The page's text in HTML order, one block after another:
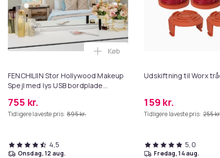
FENCHILIIN Stor Hollywood Makeup
Spejl med lys USB bordplade
755 kr.
Tidligere laveste pris: 895 kr.
Læg FENCHILIIN Stor
Køb
4,5
onsdag, 12 aug.
Udskiftning til Worx
159 kr.
Tidligere laveste pris: 255
5,0
fredag, 14 aug.